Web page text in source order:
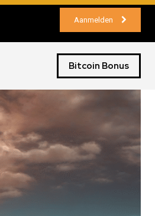
Aanmelden
Bitcoin Bonus